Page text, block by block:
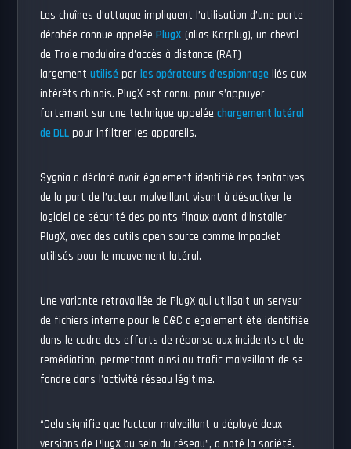
Les chaînes d’attaque impliquent l’utilisation d’une porte
dérobée connue appeléePlugX (alias Korplug), un cheval
de Troie modulaire d’accès à distance (RAT)
largementutilisé parles opérateurs d’espionnage liés aux
intérêts chinois. PlugX est connu pour s’appuyer
fortement sur une technique appeléechargement latéral
de DLL pour infiltrer les appareils.
Sygnia a déclaré avoir également identifié des tentatives
de la part de l’acteur malveillant visant à désactiver le
logiciel de sécurité des points finaux avant d’installer
PlugX, avec des outils open source comme Impacket
utilisés pour le mouvement latéral.
Une variante retravaillée de PlugX qui utilisait un serveur
de fichiers interne pour le C&C a également été identifiée
dans le cadre des efforts de réponse aux incidents et de
remédiation, permettant ainsi au trafic malveillant de se
fondre dans l’activité réseau légitime.
“Cela signifie que l’acteur malveillant a déployé deux
versions de PlugX au sein du réseau”, a noté la société.